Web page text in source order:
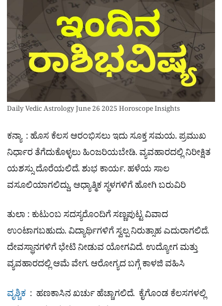
Daily Vedic Astrology June 26 2025 Horoscope Insights
ಕನ್ಯಾ : ಹೊಸ ಕೆಲಸ ಆರಂಭಿಸಲು ಇದು ಸೂಕ್ತ ಸಮಯ. ಪ್ರಮುಖ
ನಿರ್ಧಾರ ತೆಗೆದುಕೊಳ್ಳಲು ಹಿಂಜರಿಯಬೇಡಿ. ವ್ಯವಹಾರದಲ್ಲಿ ನಿರೀಕ್ಷಿತ
ಯಶಸ್ಸು ದೊರೆಯಲಿದೆ. ಶುಭ ಕಾರ್ಯ. ಹಳೆಯ ಸಾಲ
ವಸೂಲಿಯಾಗಲಿದ್ದು, ಆಧ್ಯಾತ್ಮಿಕ ಸ್ಥಳಗಳಿಗೆ ಹೋಗಿ ಬರುವಿರಿ
ತುಲಾ : ಕುಟುಂಬ ಸದಸ್ಯರೊಂದಿಗೆ ಸಣ್ಣಪುಟ್ಟ ವಿವಾದ
ಉಂಟಾಗಬಹುದು. ವಿದ್ಯಾರ್ಥಿಗಳಿಗೆ ಸ್ವಲ್ಪ ನಿರುತ್ಸಾಹ ಎದುರಾಗಲಿದೆ.
ದೇವಸ್ಥಾನಗಳಿಗೆ ಭೇಟಿ ನೀಡುವ ಯೋಗವಿದೆ. ಉದ್ಯೋಗ ಮತ್ತು
ವ್ಯವಹಾರದಲ್ಲಿ ಆಮೆ ವೇಗ. ಆರೋಗ್ಯದ ಬಗ್ಗೆ ಕಾಳಜಿ ವಹಿಸಿ
ವೃಶ್ಚಿಕ : ಹಣಕಾಸಿನ ಖರ್ಚು ಹೆಚ್ಚಾಗಲಿದೆ. ಕೈಗೊಂಡ ಕೆಲಸಗಳಲ್ಲಿ